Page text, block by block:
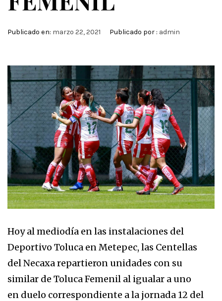
Publicado en: marzo 22, 2021 Publicado por : admin
Hoy al mediodía en las instalaciones del
Deportivo Toluca en Metepec, las Centellas
del Necaxa repartieron unidades con su
similar de Toluca Femenil al igualar a uno
en duelo correspondiente a la jornada 12 del